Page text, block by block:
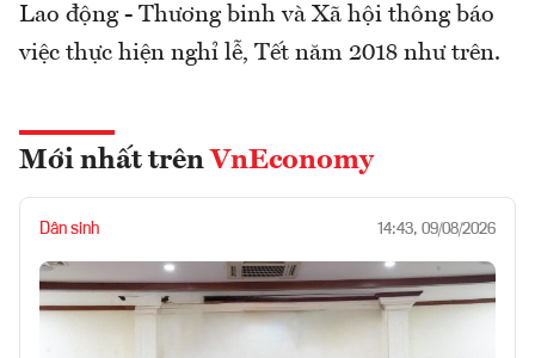
Lao động - Thương binh và Xã hội thông báo
việc thực hiện nghỉ lễ, Tết năm 2018 như trên.
Mới nhất trên VnEconomy
Dân sinh 14:43, 09/08/2026